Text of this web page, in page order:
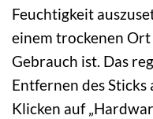
Feuchtigkeit
einem trockenen
Gebrauch ist. Das
Entfernen des
Klicken auf